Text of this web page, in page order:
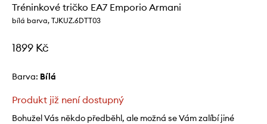
Tréninkové tričko EA7 Emporio Armani
bílá barva, TJKUZ.6DTT03
1899 Kč
Barva: bílá
Produkt již není dostupný
Bohužel Vás někdo předběhl, ale možná se Vám zalíbí jiné